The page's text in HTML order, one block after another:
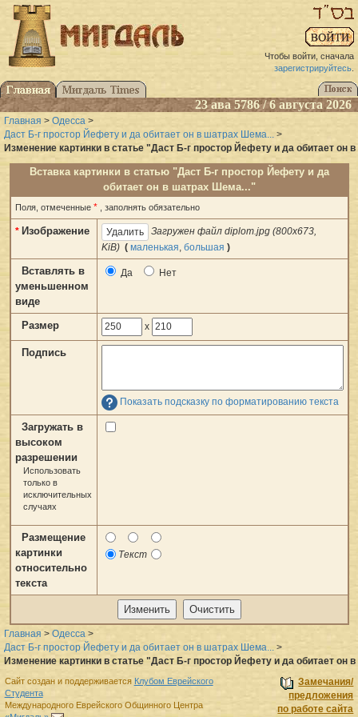
Чтобы войти, сначала
зарегистрируйтесь.
23 ава 5786 / 6 августа 2026
Главная > Одесса >
Даст Б-г простор Йефету и да обитает он в шатрах Шема...
>
Изменение картинки в статье "Даст Б-г простор Йефету и да обитает он
Вставка картинки в статью "Даст Б-г простор Йефету и да
обитает он в шатрах Шема..."
Поля, отмеченные * , заполнять обязательно
* Изображение
Загружен файл diplom.jpg (800x673,
KiB) ( маленькая большая )
Вставлять в
уменьшенном
виде
Да Нет
Размер x
Подпись
Показать подсказку по форматированию текста
Загружать в
высоком
разрешении
Использовать
только в
исключительных
случаях
Размещение
картинки
относительно
текста
Текст
Главная > Одесса >
Даст Б-г простор Йефету и да обитает он в шатрах Шема... >
Изменение картинки в статье "Даст Б-г простор Йефету и да обитает он
Замечания/
предложения
по работе сайта
Сайт создан и поддерживается Клубом Еврейского
Студента
Международного Еврейского Общинного Центра